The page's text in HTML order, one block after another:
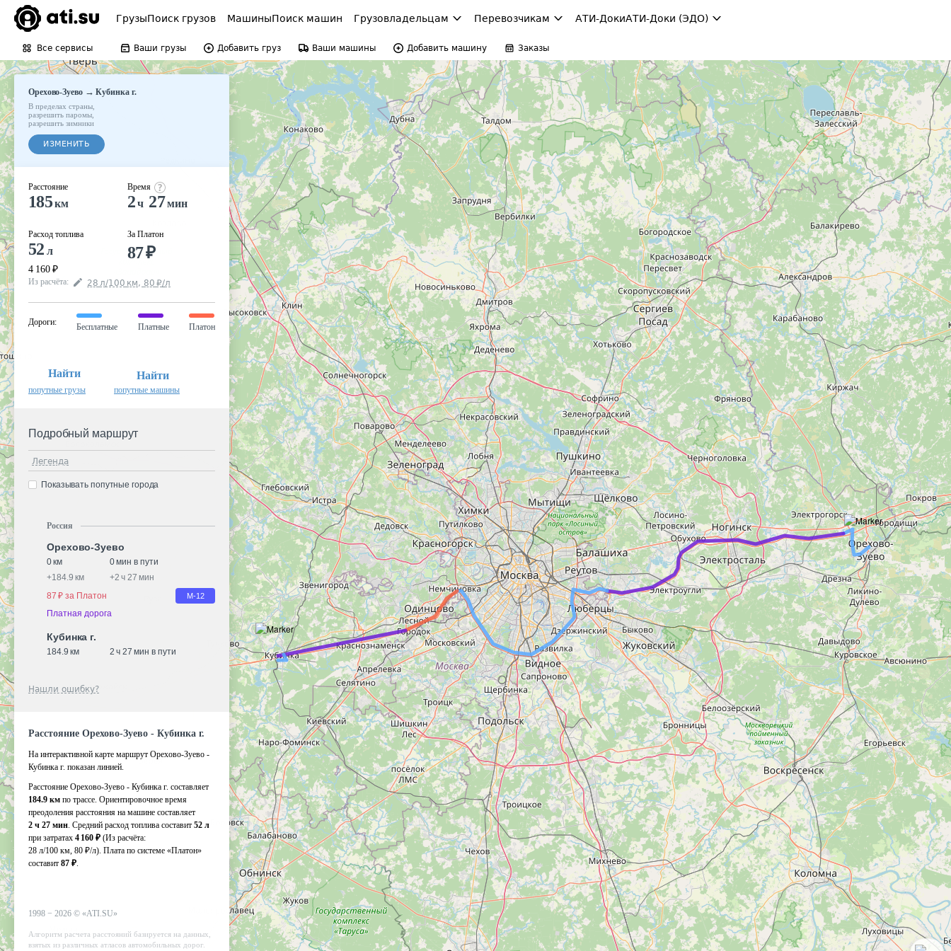
ГрузыПоиск грузов МашиныПоиск машин Грузовладельцам Перевозчикам АТИ-ДокиАТИ-Доки (ЭДО)
Все сервисы Ваши грузы Добавить груз Ваши машины Добавить машину Заказы
Орехово-Зуево→Кубинка г.
В пределах страны
разрешить паромы
разрешить зимники
ИЗМЕНИТЬ
Расстояние
185км
Расход топлива
52 л
4 160 ₽
Время
2 ч 27мин
За Платон
87₽
Из расчёта: 28 л/100 км, 80 ₽/л
Дороги:
Бесплатные Платные Платон
Найти
попутные грузы
Найти
попутные машины
Подробный маршрут
Легенда
Показывать попутные города
Россия
Орехово-Зуево
0 км
0 мин в пути
+184.9 км +2 ч 27 мин
87 ₽ за Платон
М-12
Платная дорога
Кубинка г.
184.9 км 2 ч 27 мин в пути
Нашли ошибку?
Расстояние Орехово-Зуево - Кубинка г.
На интерактивной карте маршрут Орехово-Зуево -
Кубинка г. показан линией.
Расстояние Орехово-Зуево - Кубинка г. составляет
184.9 км по трассе. Ориентировочное время
преодоления расстояния на машине составляет
2 ч 27 мин. Средний расход топлива составит 52 л
при затратах 4 160 ₽ (Из расчёта:
28 л/100 км, 80 ₽/л). Плата по системе «Платон»
составит 87 ₽.
1998 − 2026 © «ATI.SU»
Алгоритм расчета расстояний базируется на данных,
взятых из различных атласов автомобильных дорог.